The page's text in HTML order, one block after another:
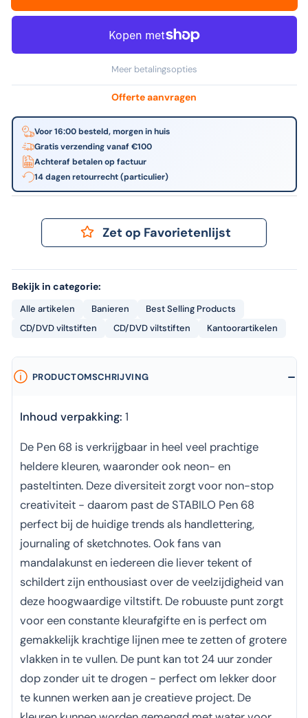
Pen
met
-
premium
etui
kleuren
Meer betalingsopties
Offerte aanvragen
Voor 16:00 besteld, morgen in huis
Gratis verzending vanaf €100
Achteraf betalen op factuur
14 dagen retourrecht (particulier)
Zet op Favorietenlijst
Bekijk in categorie:
Alle artikelen Banieren
Best Selling Products
CD/DVD viltstiften
CD/DVD viltstiften Kantoorartikelen
PRODUCTOMSCHRIJVING
Inhoud verpakking: 1
De Pen 68 is verkrijgbaar in heel veel prachtige
heldere kleuren, waaronder ook neon- en
pasteltinten. Deze diversiteit zorgt voor non-stop
creativiteit - daarom past de STABILO Pen 68
perfect bij de huidige trends als handlettering,
journaling of sketchnotes. Ook fans van
mandalakunst en iedereen die liever tekent of
schildert zijn enthousiast over de veelzijdigheid van
deze hoogwaardige viltstift. De robuuste punt zorgt
voor een constante kleurafgifte en is perfect om
gemakkelijk krachtige lijnen mee te zetten of grotere
vlakken in te vullen. De punt kan tot 24 uur zonder
dop zonder uit te drogen - perfect om lekker door
te kunnen werken aan je creatieve project. De